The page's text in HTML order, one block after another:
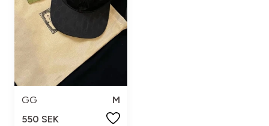
GG
M
550 SEK